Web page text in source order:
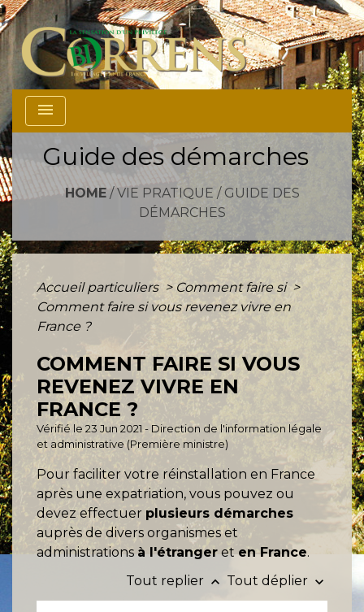
menu
Guide des démarches
HOME/ VIE PRATIQUE / GUIDE DES
DÉMARCHES
Accueil particuliers > Comment faire si >
Comment faire si vous revenez vivre en
France ?
COMMENT FAIRE SI VOUS
REVENEZ VIVRE EN
FRANCE ?
Vérifié le 23 Jun 2021 - Direction de l'information légale
et administrative (Première ministre)
Pour faciliter votre réinstallation en France
après une expatriation, vous pouvez ou
devez effectuer plusieurs démarches
auprès de divers organismes et
administrations à l'étranger eten France.
Tout replier keyboard_arrow_up Tout déplier keyboard_arrow_down